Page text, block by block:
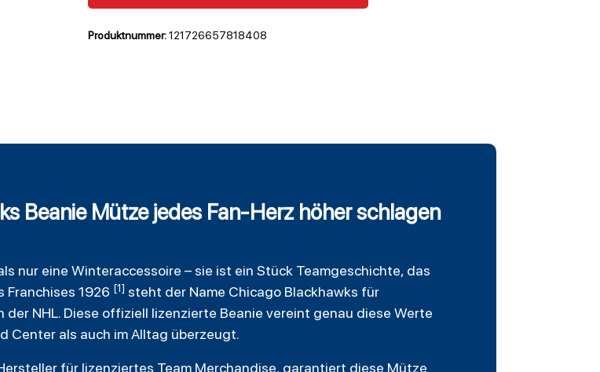
Produktnummer:121726657818408
Beanie Mütze jedes Fan-Herz höher schlagen
nur eine Winteraccessoire – sie ist ein Stück Teamgeschichte, das
Franchises 1926 [1] steht der Name Chicago Blackhawks für
NHL. Diese offiziell lizenzierte Beanie vereint genau diese Werte
Center als auch im Alltag überzeugt.
für lizenziertes Team Merchandise, garantiert diese Mütze